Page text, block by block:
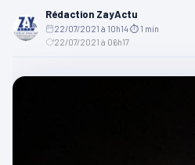
Rédaction ZayActu
22/07/2021 à 10h14⏱ 1 min
22/07/2021 à 06h17